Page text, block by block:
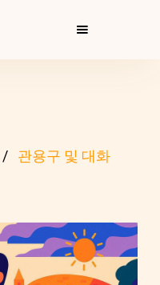
관용구 및 대화